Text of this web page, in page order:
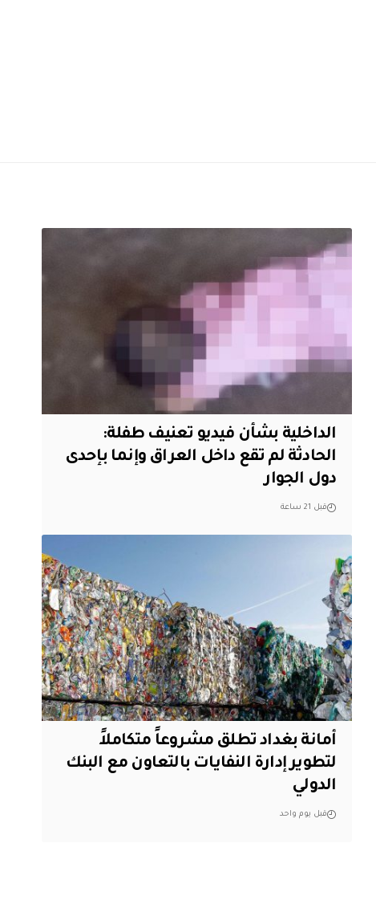
الداخلية بشأن فيديو تعنيف طفلة:
الحادثة لم تقع داخل العراق وإنما بإحدى
دول الجوار
قبل 21 ساعة
أمانة بغداد تطلق مشروعاً متكاملاً
لتطوير إدارة النفايات بالتعاون مع البنك
الدولي
قبل يوم واحد